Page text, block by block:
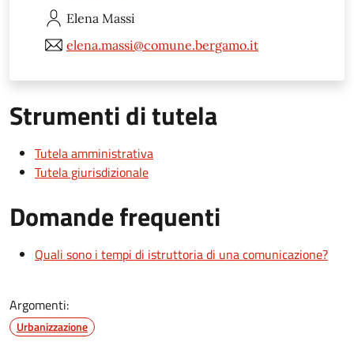
Elena Massi
elena.massi@comune.bergamo.it
Strumenti di tutela
Tutela amministrativa
Tutela giurisdizionale
Domande frequenti
Quali sono i tempi di istruttoria di una comunicazione?
Argomenti:
Urbanizzazione